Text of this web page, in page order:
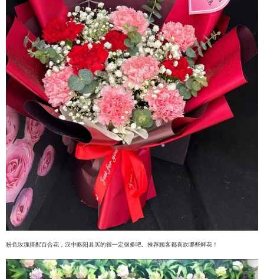
粉色玫瑰搭配百合花，汉中略阳县买的很一定很多吧。推荐顾客都喜欢哪些鲜花！